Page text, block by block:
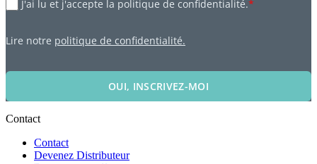
J'ai lu et j'accepte la politique de confidentialité.*
Lire notre politique de confidentialité.
OUI, INSCRIVEZ-MOI
Contact
Contact
Devenez Distributeur